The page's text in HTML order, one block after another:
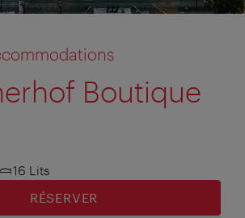
Boutique
16 Lits
RÉSERVER